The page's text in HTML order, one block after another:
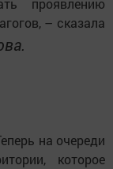
проявлению
– сказала
на очереди
которое